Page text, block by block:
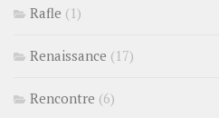
Rafle (1)
Renaissance (17)
Rencontre (6)